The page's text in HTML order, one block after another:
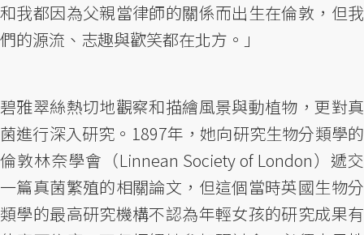
和我都因為父親當律師的關係而出生在倫敦，但我
們的源流、志趣與歡笑都在北方。」
碧雅翠絲熱切地觀察和描繪風景與動植物，更對真
菌進行深入研究。1897年，她向研究生物分類學的
倫敦林奈學會（Linnean Society of London）遞交
一篇真菌繁殖的相關論文，但這個當時英國生物分
類學的最高研究機構不認為年輕女孩的研究成果有